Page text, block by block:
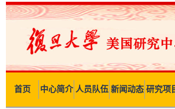
首页 中心简介 人员队伍 新闻动态 研究项